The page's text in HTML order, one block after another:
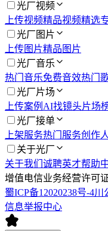
光厂视频
上传视频精品视频精选
光厂图片
上传图片精品图片
光厂音乐
热门音乐免费音效热门
光厂片场
上传案例 AI找镜头片场
光厂接单
上架服务热门服务创作
关于光厂
关于我们 诚聘英才帮助
增值电信业务经营许可
蜀ICP备12020238号-4川
信息举报中心